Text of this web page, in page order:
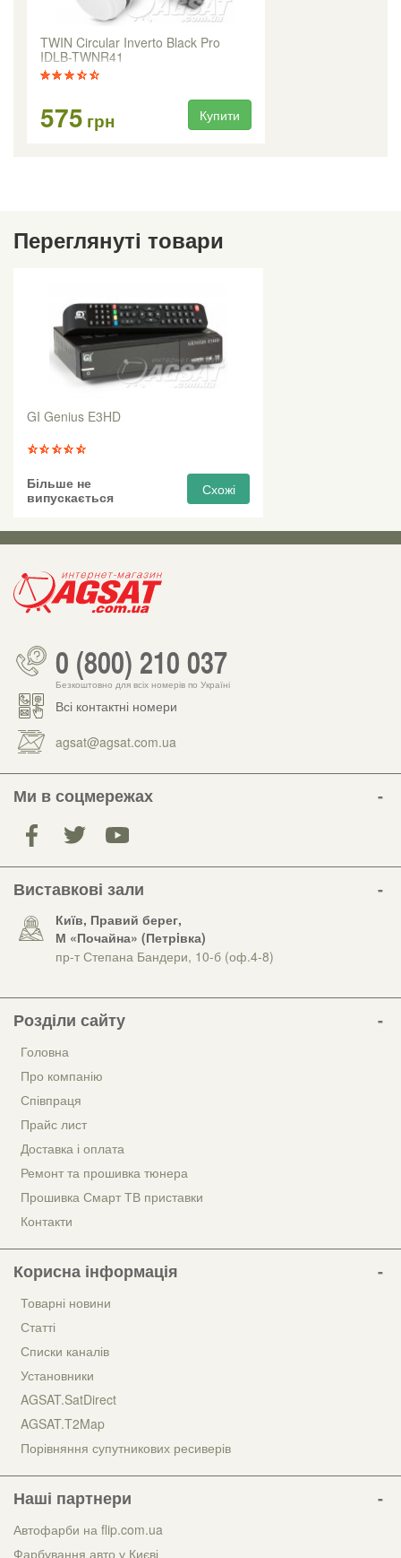
TWIN Circular Inverto Black Pro
IDLB-TWNR41
575 грн Купити
Переглянуті товари
GI Genius E3HD
Більше не
випускається
Схожі
0 (800) 210 037
Безкоштовно для всіх номерів по Україні
Всі контактні номери
agsat@agsat.com.ua
Ми в соцмережах
Виставкові зали
Київ, Правий берег,
М «Почайна» (Петрiвка)
пр-т Степана Бандери, 10-б (оф.4-8)
Розділи сайту
Головна
Про компанію
Співпраця
Прайс лист
Доставка і оплата
Ремонт та прошивка тюнера
Прошивка Смарт ТВ приставки
Контакти
Корисна інформація
Товарні новини
Статті
Списки каналів
Установники
AGSAT.SatDirect
AGSAT.T2Map
Порівняння супутникових ресиверів
Наші партнери
Автофарби на flip.com.ua
Фарбування авто у Києві